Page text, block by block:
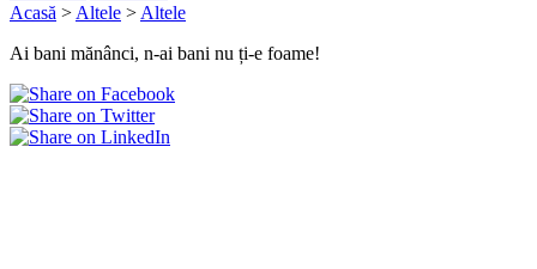
Acasă > Altele > Altele
Ai bani mănânci, n-ai bani nu ți-e foame!